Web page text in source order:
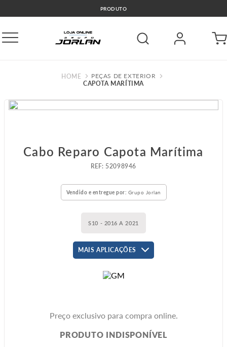
PRODUTO
PEÇAS DE EXTERIOR
CAPOTA MARÍTIMA
Cabo Reparo Capota Marítima
: 52098946
Vendido e entregue por: Grupo Jorlan
S10 - 2016 A 2021
MAIS APLICAÇÕES
Preço exclusivo para compra online.